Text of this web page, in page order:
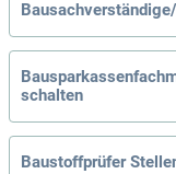
schalten
Baustoffprüfer